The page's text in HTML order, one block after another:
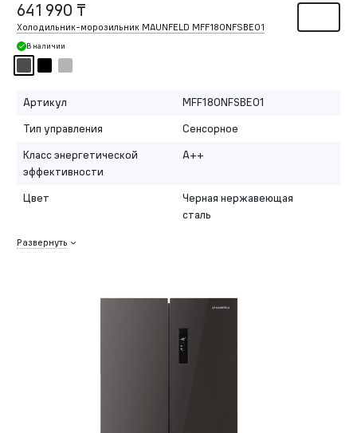
641 990 ₸
Холодильник-морозильник MAUNFELD MFF180NFSBE01
В наличии
Артикул
MFF180NFSBE01
Тип управления
Сенсорное
Класс энергетической
эффективности
A++
Цвет
Черная нержавеющая
сталь
Развернуть